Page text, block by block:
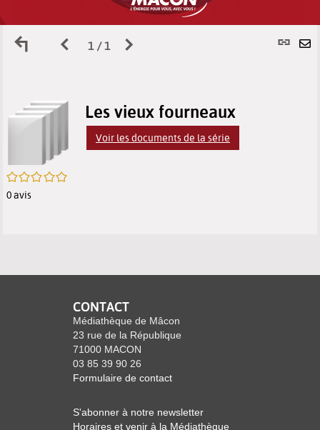
Retour
résultats
de
recherche
Page
des
résultats
1 / 1
Page
des
/5
0avis
Les vieux fourneaux
Voir les documents de la série
CONTACT
Médiathèque de Mâcon
23 rue de la République
71000 MACON
03 85 39 90 26
Formulaire de contact
S'abonner à notre newsletter
Horaires et venir à la Médiathèque